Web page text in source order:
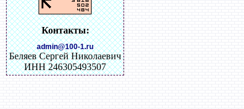
Контакты:
admin@100-1.ru
Беляев Сергей Николаевич
ИНН 246305493507